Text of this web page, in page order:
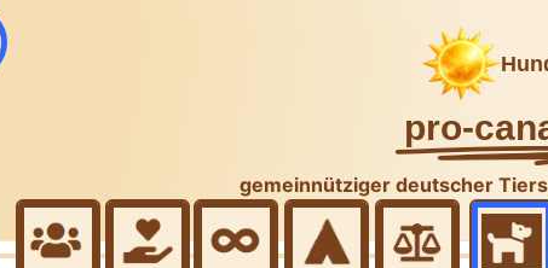
pro-
gemeinnütziger deutscher